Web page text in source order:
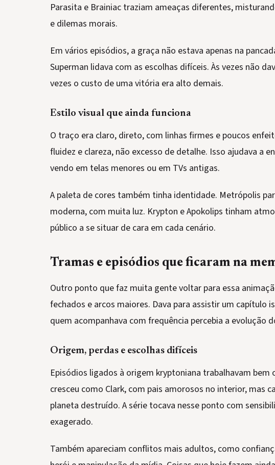
Parasita e Brainiac traziam ameaças diferentes,
e dilemas morais.
Em vários episódios, a graça não estava apenas na
Superman lidava com as escolhas difíceis. Às vezes não
vezes o custo de uma vitória era alto demais.
Estilo visual que ainda funciona
O traço era claro, direto, com linhas firmes e poucos
fluidez e clareza, não excesso de detalhe. Isso ajudava a
vendo em telas menores ou em TVs antigas.
A paleta de cores também tinha identidade. Metrópolis
moderna, com muita luz. Krypton e Apokolips tinham
público a se situar de cara em cada cenário.
Tramas e episódios que ficaram na
Outro ponto que faz muita gente voltar para essa
fechados e arcos maiores. Dava para assistir um capítulo
quem acompanhava com frequência percebia a evolução
Origem, perdas e escolhas difíceis
Episódios ligados à origem kryptoniana trabalhavam
cresceu como Clark, com pais amorosos no interior, mas
planeta destruído. A série tocava nesse ponto com
exagerado.
Também apareciam conflitos mais adultos, como